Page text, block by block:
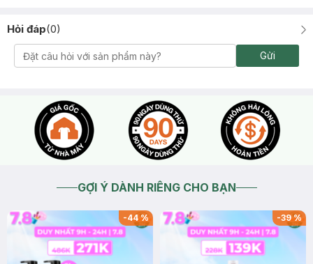
Hỏi đáp(0)
Gửi
GỢI Ý DÀNH RIÊNG CHO BẠN
-44% -39%